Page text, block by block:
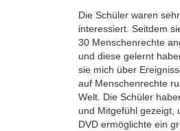
Die Schüler waren sehr
interessiert. Seitdem
30 Menschenrechte
und diese gelernt
sie mich über
auf Menschenrechte
Welt. Die Schüler
und Mitgefühl gezeigt,
DVD ermöglichte ein